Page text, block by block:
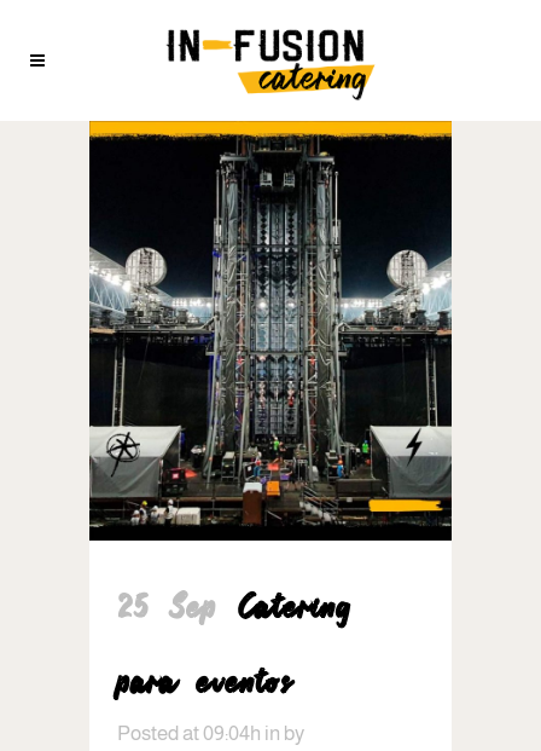
25 Sep Catering
para eventos
Posted at 09:04h in by